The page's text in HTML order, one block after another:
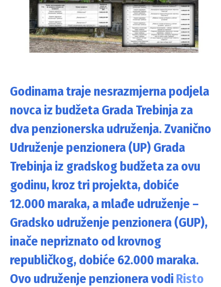
Godinama traje nesrazmjerna podjela
novca iz budžeta Grada Trebinja za
dva penzionerska udruženja. Zvanično
Udruženje penzionera (UP) Grada
Trebinja iz gradskog budžeta za ovu
godinu, kroz tri projekta, dobiće
12.000 maraka, a mlađe udruženje –
Gradsko udruženje penzionera (GUP),
inače nepriznato od krovnog
republičkog, dobiće 62.000 maraka.
Ovo udruženje penzionera vodiRisto